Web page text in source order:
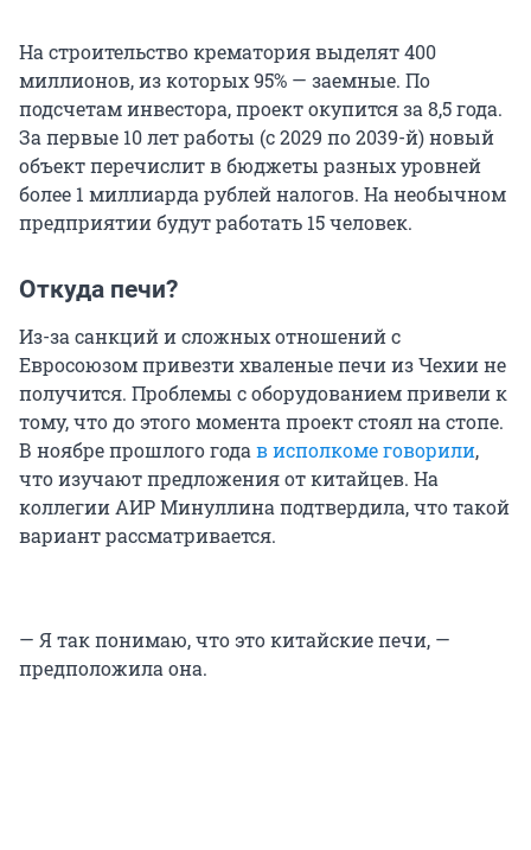
На строительство крематория выделят 400
миллионов, из которых 95% — заемные. По
подсчетам инвестора, проект окупится за 8,5 года.
За первые 10 лет работы (с 2029 по 2039-й) новый
объект перечислит в бюджеты разных уровней
более 1 миллиарда рублей налогов. На необычном
предприятии будут работать 15 человек.
Откуда печи?
Из-за санкций и сложных отношений с
Евросоюзом привезти хваленые печи из Чехии не
получится. Проблемы с оборудованием привели к
тому, что до этого момента проект стоял на стопе.
В ноябре прошлого года в исполкоме говорили,
что изучают предложения от китайцев. На
коллегии АИР Минуллина подтвердила, что такой
вариант рассматривается.
— Я так понимаю, что это китайские печи, —
предположила она.